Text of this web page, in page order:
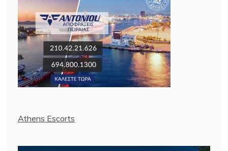
Athens Escorts